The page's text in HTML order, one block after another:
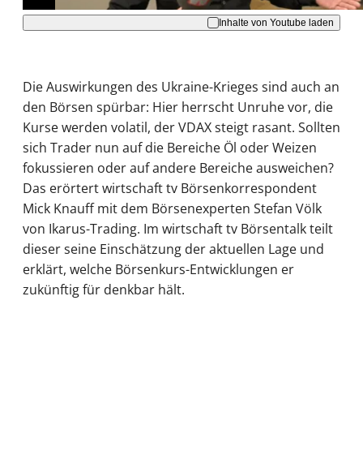
Inhalte von Youtube laden
Die Auswirkungen des Ukraine-Krieges sind auch an
den Börsen spürbar: Hier herrscht Unruhe vor, die
Kurse werden volatil, der VDAX steigt rasant. Sollten
sich Trader nun auf die Bereiche Öl oder Weizen
fokussieren oder auf andere Bereiche ausweichen?
Das erörtert wirtschaft tv Börsenkorrespondent
Mick Knauff mit dem Börsenexperten Stefan Völk
von Ikarus-Trading. Im wirtschaft tv Börsentalk teilt
dieser seine Einschätzung der aktuellen Lage und
erklärt, welche Börsenkurs-Entwicklungen er
zukünftig für denkbar hält.